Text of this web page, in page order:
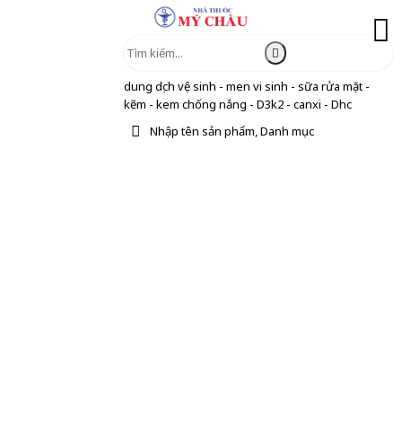
dung dịch vệ sinh - men vi sinh - sữa rửa mặt -
kẽm - kem chống nắng - D3k2 - canxi - Dhc
Nhập tên sản phẩm, Danh mục